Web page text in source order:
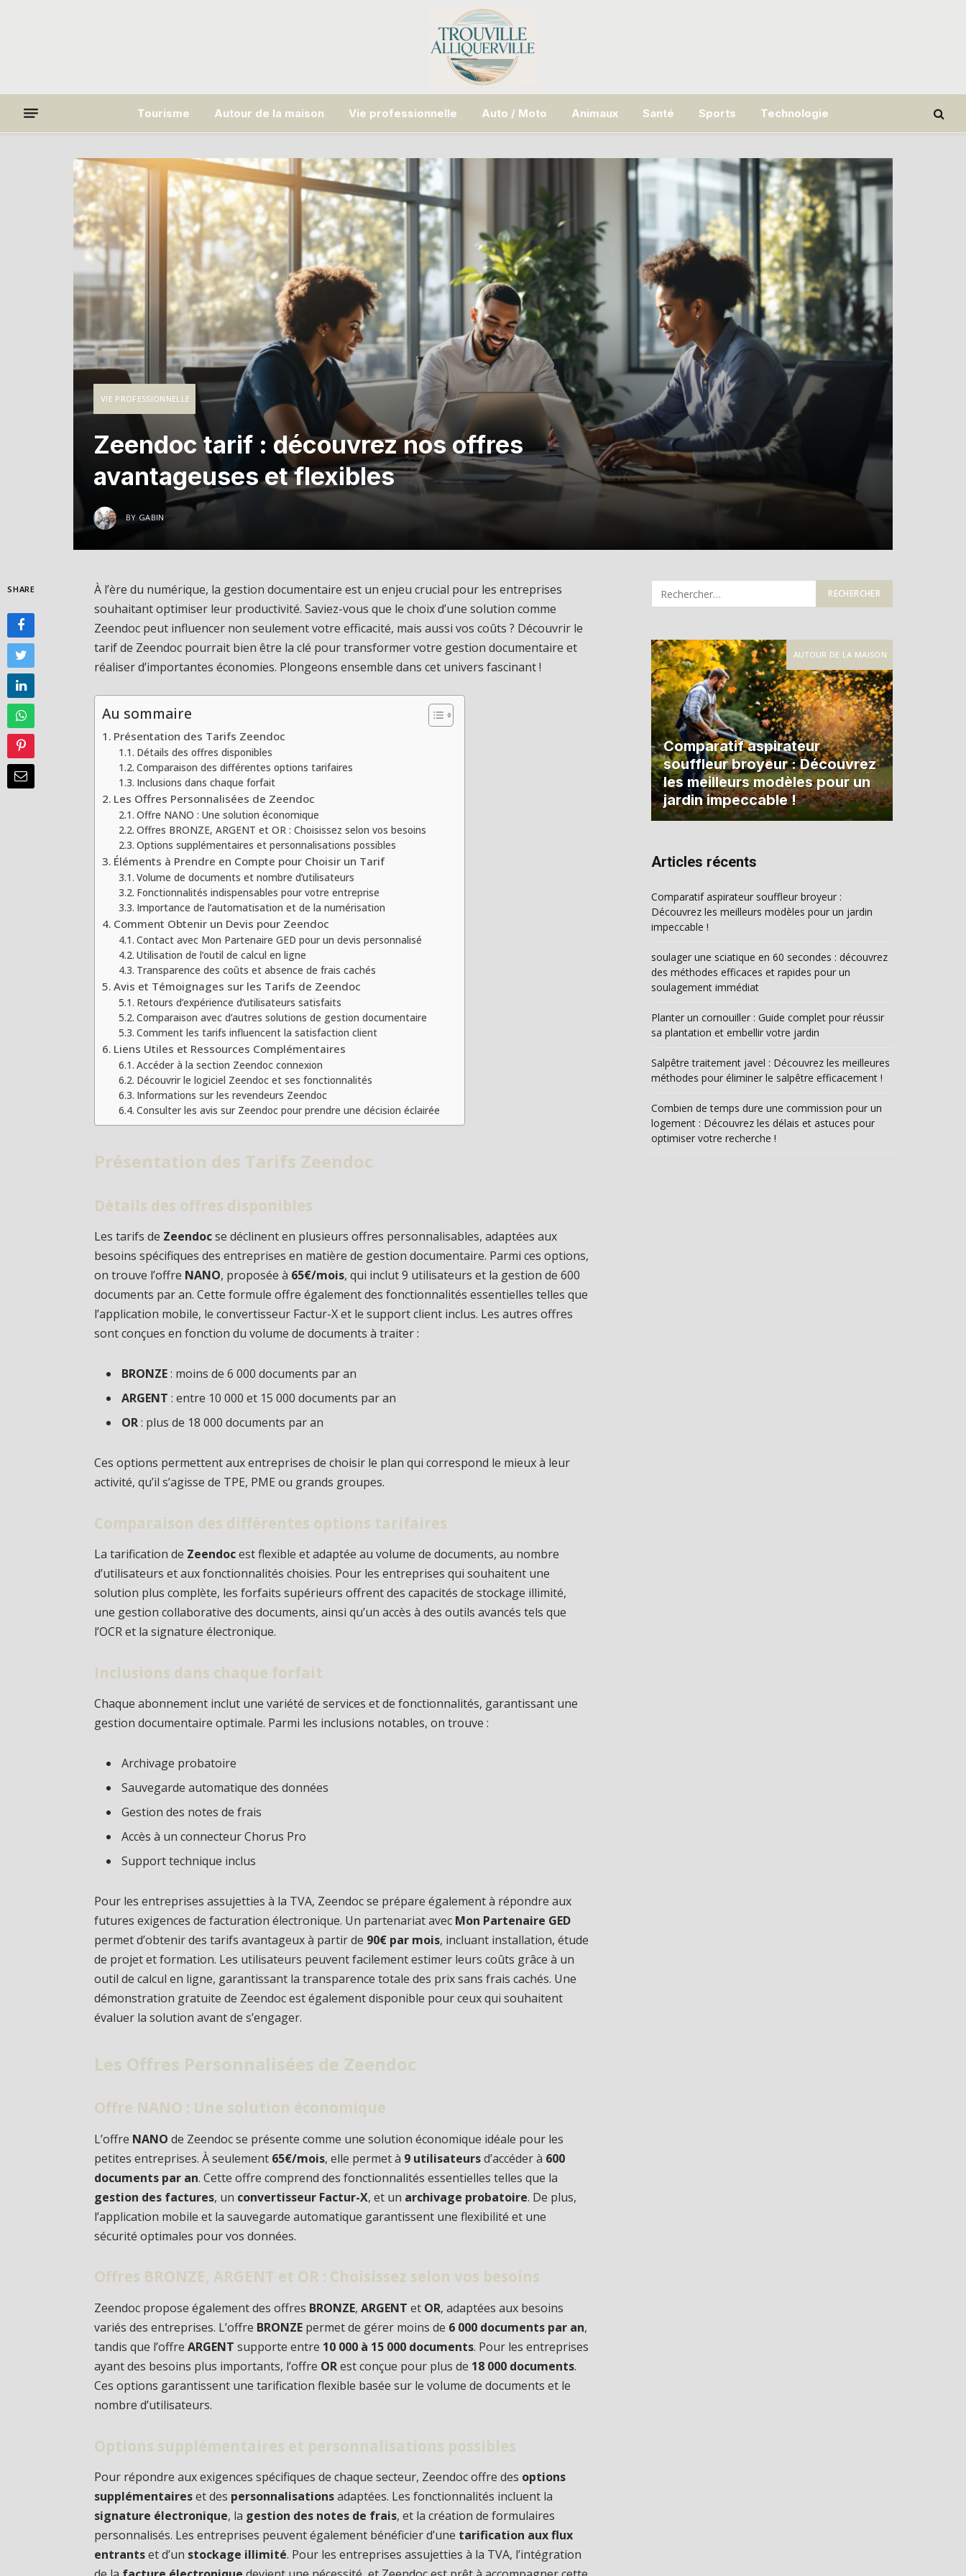
Tourisme Autour de la maison Vie professionnelle Auto / Moto Animaux Santé Sports Technologie
VIE PROFESSIONNELLE
Zeendoc tarif : découvrez nos offres
avantageuses et flexibles
BY GABIN
SHARE
À l’ère du numérique, la gestion documentaire est un enjeu crucial pour les entreprises
souhaitant optimiser leur productivité. Saviez-vous que le choix d’une solution comme
Zeendoc peut influencer non seulement votre efficacité, mais aussi vos coûts ? Découvrir le
tarif de Zeendoc pourrait bien être la clé pour transformer votre gestion documentaire et
réaliser d’importantes économies. Plongeons ensemble dans cet univers fascinant !
Au sommaire
Présentation des Tarifs Zeendoc
Détails des offres disponibles
Comparaison des différentes options tarifaires
Inclusions dans chaque forfait
Les Offres Personnalisées de Zeendoc
Offre NANO : Une solution économique
Offres BRONZE, ARGENT et OR : Choisissez selon vos besoins
Options supplémentaires et personnalisations possibles
Éléments à Prendre en Compte pour Choisir un Tarif
Volume de documents et nombre d’utilisateurs
Fonctionnalités indispensables pour votre entreprise
Importance de l’automatisation et de la numérisation
Comment Obtenir un Devis pour Zeendoc
Contact avec Mon Partenaire GED pour un devis personnalisé
Utilisation de l’outil de calcul en ligne
Transparence des coûts et absence de frais cachés
Avis et Témoignages sur les Tarifs de Zeendoc
Retours d’expérience d’utilisateurs satisfaits
Comparaison avec d’autres solutions de gestion documentaire
Comment les tarifs influencent la satisfaction client
Liens Utiles et Ressources Complémentaires
Accéder à la section Zeendoc connexion
Découvrir le logiciel Zeendoc et ses fonctionnalités
Informations sur les revendeurs Zeendoc
Consulter les avis sur Zeendoc pour prendre une décision éclairée
Présentation des Tarifs Zeendoc
Détails des offres disponibles
Les tarifs de Zeendocse déclinent en plusieurs offres personnalisables, adaptées aux
besoins spécifiques des entreprises en matière de gestion documentaire. Parmi ces options,
on trouve l’offre NANO, proposée à 65€/mois, qui inclut 9 utilisateurs et la gestion de 600
documents par an. Cette formule offre également des fonctionnalités essentielles telles que
l’application mobile, le convertisseur Factur-X et le support client inclus. Les autres offres
sont conçues en fonction du volume de documents à traiter :
BRONZE: moins de 6 000 documents par an
ARGENT : entre 10 000 et 15 000 documents par an
OR: plus de 18 000 documents par an
Ces options permettent aux entreprises de choisir le plan qui correspond le mieux à leur
activité, qu’il s’agisse de TPE, PME ou grands groupes.
Comparaison des différentes options tarifaires
La tarification de Zeendocest flexible et adaptée au volume de documents, au nombre
d’utilisateurs et aux fonctionnalités choisies. Pour les entreprises qui souhaitent une
solution plus complète, les forfaits supérieurs offrent des capacités de stockage illimité,
une gestion collaborative des documents, ainsi qu’un accès à des outils avancés tels que
l’OCR et la signature électronique.
Inclusions dans chaque forfait
Chaque abonnement inclut une variété de services et de fonctionnalités, garantissant une
gestion documentaire optimale. Parmi les inclusions notables, on trouve :
Archivage probatoire
Sauvegarde automatique des données
Gestion des notes de frais
Accès à un connecteur Chorus Pro
Support technique inclus
Pour les entreprises assujetties à la TVA, Zeendoc se prépare également à répondre aux
futures exigences de facturation électronique. Un partenariat avec Mon Partenaire GED
permet d’obtenir des tarifs avantageux à partir de 90€ par mois, incluant installation, étude
de projet et formation. Les utilisateurs peuvent facilement estimer leurs coûts grâce à un
outil de calcul en ligne, garantissant la transparence totale des prix sans frais cachés. Une
démonstration gratuite de Zeendoc est également disponible pour ceux qui souhaitent
évaluer la solution avant de s’engager.
Les Offres Personnalisées de Zeendoc
Offre NANO : Une solution économique
L’offre NANO de Zeendoc se présente comme une solution économique idéale pour les
petites entreprises. À seulement 65€/mois, elle permet à 9 utilisateursd’accéder à 600
documents par an. Cette offre comprend des fonctionnalités essentielles telles que la
gestion des factures, un convertisseur Factur-X, et un archivage probatoire. De plus,
l’application mobile et la sauvegarde automatique garantissent une flexibilité et une
sécurité optimales pour vos données.
Offres BRONZE, ARGENT et OR : Choisissez selon vos besoins
Zeendoc propose également des offres BRONZE,ARGENT et OR, adaptées aux besoins
variés des entreprises. L’offre BRONZE permet de gérer moins de 6 000 documents par an,
tandis que l’offreARGENT supporte entre 10 000 à 15 000 documents. Pour les entreprises
ayant des besoins plus importants, l’offre ORest conçue pour plus de 18 000 documents.
Ces options garantissent une tarification flexible basée sur le volume de documents et le
nombre d’utilisateurs.
Options supplémentaires et personnalisations possibles
Pour répondre aux exigences spécifiques de chaque secteur, Zeendoc offre des options
supplémentaireset des personnalisationsadaptées. Les fonctionnalités incluent la
signature électronique, la gestion des notes de frais, et la création de formulaires
personnalisés. Les entreprises peuvent également bénéficier d’une tarification aux flux
entrantset d’un stockage illimité. Pour les entreprises assujetties à la TVA, l’intégration
AUTOUR DE LA MAISON
Comparatif aspirateur
souffleur broyeur : Découvrez
les meilleurs modèles pour un
jardin impeccable !
Articles récents
Comparatif aspirateur souffleur broyeur :
Découvrez les meilleurs modèles pour un jardin
impeccable !
soulager une sciatique en 60 secondes : découvrez
des méthodes efficaces et rapides pour un
soulagement immédiat
Planter un cornouiller : Guide complet pour réussir
sa plantation et embellir votre jardin
Salpêtre traitement javel : Découvrez les meilleures
méthodes pour éliminer le salpêtre efficacement !
Combien de temps dure une commission pour un
logement : Découvrez les délais et astuces pour
optimiser votre recherche !